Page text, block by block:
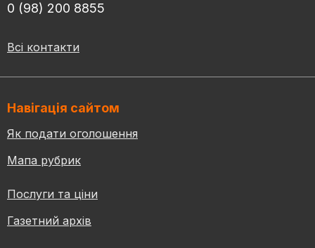
0 (98) 200 8855
Всі контакти
Навігація сайтом
Як подати оголошення
Мапа рубрик
Послуги та ціни
Газетний архів